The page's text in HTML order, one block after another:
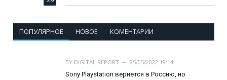
ПОПУЛЯРНОЕ НОВОЕ КОМЕНТАРИИ
BY DIGITAL REPORT
25/05/2022 19:14
Sony Playstation вернется в Россию, но